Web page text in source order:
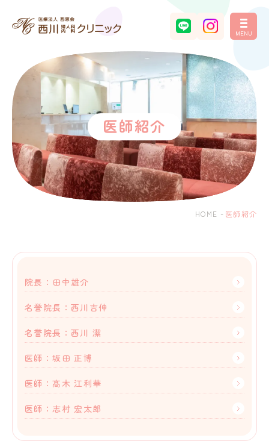
MENU
医師紹介
HOME - 医師紹介
院長：田中雄介
名誉院長：西川吉伸
名誉院長：西川 潔
医師：坂田 正博
医師：髙木 江利華
医師：志村 宏太郎